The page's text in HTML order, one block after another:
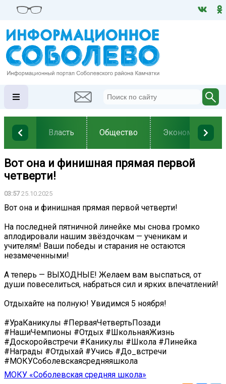
Власть Общество Экономика
Вот она и финишная прямая первой
четверти!
03:5725.10.2025
Вот она и финишная прямая первой четверти!
На последней пятничной линейке мы снова громко
аплодировали нашим звёздочкам — ученикам и
учителям! Ваши победы и старания не остаются
незамеченными!
А теперь — ВЫХОДНЫЕ! Желаем вам выспаться, от
души повеселиться, набраться сил и ярких впечатлений!
Отдыхайте на полную! Увидимся 5 ноября! ️
#УраКаникулы #ПерваяЧетвертьПозади
#НашиЧемпионы #Отдых #ШкольнаяЖизнь
#Доскоройвстречи #Каникулы #Школа #Линейка
#Награды #Отдыхай #Учись #До_встречи
#МОКУСоболевскаясредняяшкола
МОКУ «Соболевская средняя школа»